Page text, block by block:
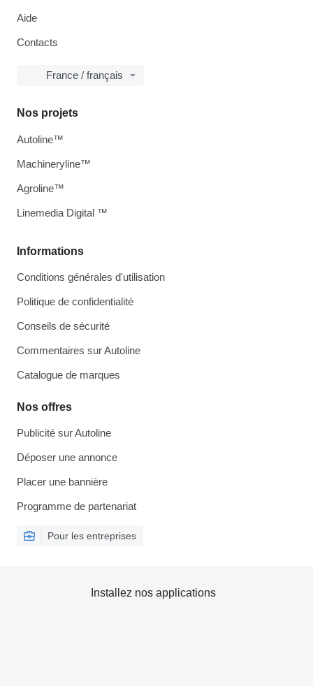
Aide
Contacts
France / français
Informations
Conditions générales d'utilisation
Politique de confidentialité
Conseils de sécurité
Commentaires sur Autoline
Catalogue de marques
Nos offres
Publicité sur Autoline
Déposer une annonce
Placer une bannière
Programme de partenariat
Pour les entreprises
Nos projets
Autoline™
Machineryline™
Agroline™
Linemedia Digital ™
Installez nos applications